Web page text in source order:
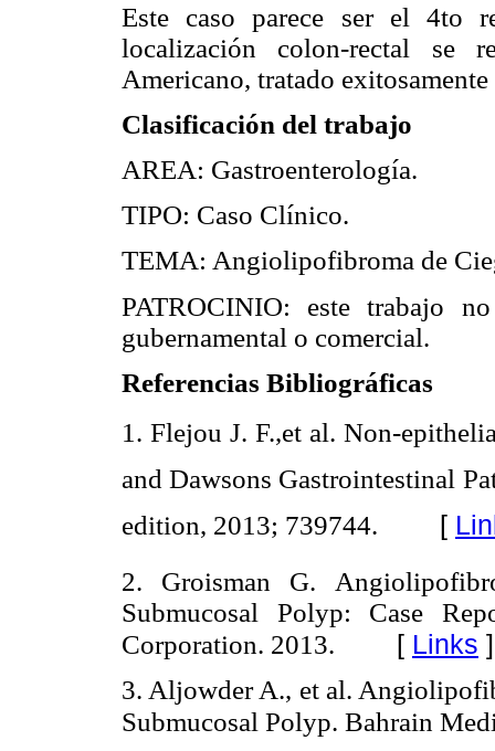
Este caso parece ser el 4to
localización colon-rectal
Americano, tratado
Clasificación del trabajo
AREA: Gastroenterología.
TIPO: Caso Clínico.
TEMA: Angiolipofibroma de
PATROCINIO: este trabajo
gubernamental o comercial.
Referencias Bibliográficas
1. Flejou J. F.,et al. Non-
and Dawsons Gastrointestinal
edition, 2013; 739744. [
2. Groisman G.
Submucosal Polyp: Case
Corporation. 2013. [ Links ]
3. Aljowder A., et al.
Submucosal Polyp. Bahrain